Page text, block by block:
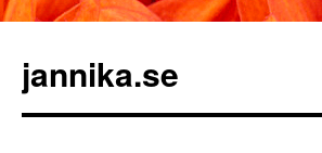
jannika.se